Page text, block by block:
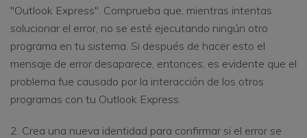
"Outlook Express". Comprueba que, mientras intentas
solucionar el error, no se esté ejecutando ningún otro
programa en tu sistema. Si después de hacer esto el
mensaje de error desaparece, entonces, es evidente que el
problema fue causado por la interacción de los otros
programas con tu Outlook Express.
2. Crea una nueva identidad para confirmar si el error se